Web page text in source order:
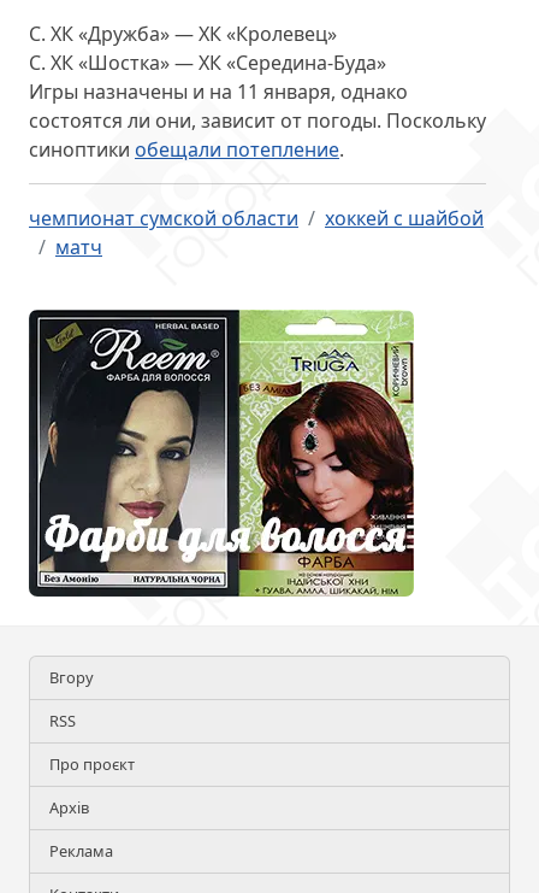
С. ХК «Дружба» — ХК «Кролевец»
С. ХК «Шостка» — ХК «Середина-Буда»
Игры назначены и на 11 января, однако
состоятся ли они, зависит от погоды. Поскольку
синоптики обещали потепление.
чемпионат сумской области
хоккей с шайбой
матч
Вгору
RSS
Про проєкт
Архів
Реклама